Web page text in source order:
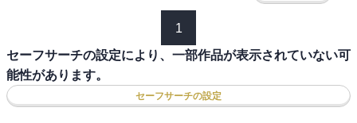
1
セーフサーチの設定により、一部作品が表示されていない可
能性があります。
セーフサーチの設定